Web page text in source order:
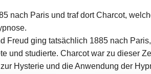
nach Paris und traf dort Charcot,
Freud ging tatsächlich 1885 nach
und studierte. Charcot war zu dieser
Hysterie und die Anwendung der